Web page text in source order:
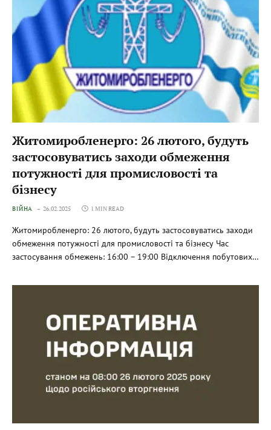
Житомиробленерго: 26 лютого, будуть
застосовуватись заходи обмеження
потужності для промисловості та
бізнесу
ВІЙНА 26.02.2025 1 MIN READ
Житомиробленерго: 26 лютого, будуть застосовуватись заходи
обмеження потужності для промисловості та бізнесу Час
застосування обмежень: 16:00 – 19:00 Відключення побутових…